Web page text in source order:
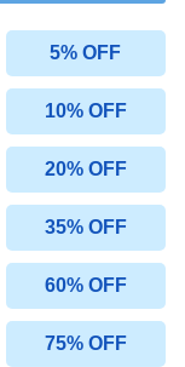
5% OFF
10% OFF
20% OFF
35% OFF
60% OFF
75% OFF